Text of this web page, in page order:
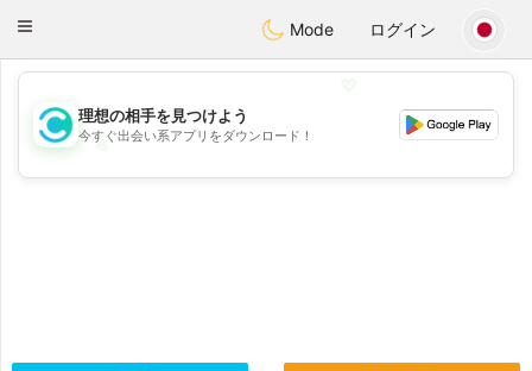
olombiaCitas
Toggle
Mode ログイン
💖
💕
理想の相手を見つけよう
今すぐ出会い系アプリをダウンロード！